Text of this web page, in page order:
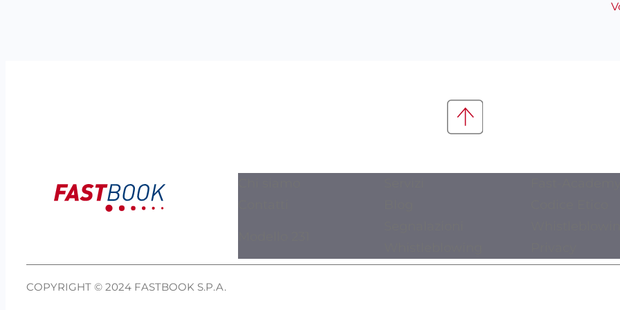
COPYRIGHT © 2024 FASTBOOK S.P.A.